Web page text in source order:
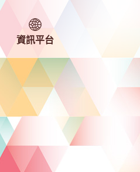
資訊平台